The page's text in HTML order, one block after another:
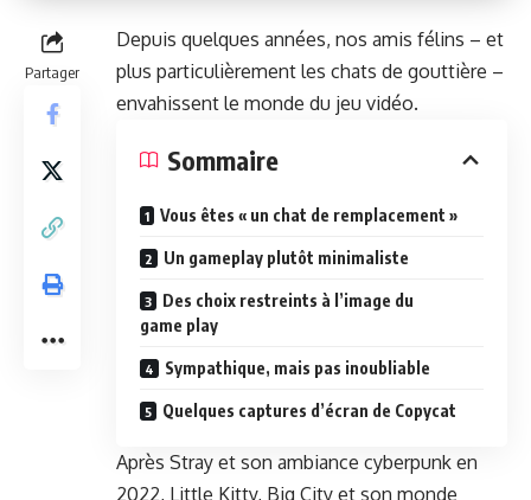
Partager
Depuis quelques années, nos amis félins – et
plus par­ti­c­ulière­ment les chats de gout­tière –
envahissent le monde du jeu vidéo.
Som­maire
Vous êtes « un chat de remplacement »
Un game­play plutôt minimaliste
Des choix restreints à l’image du
game play
Sym­pa­thique, mais pas inoubliable
Quelques cap­tures d’écran de Copycat
Après Stray et son ambiance cyber­punk en
2022, Lit­tle Kit­ty, Big City et son monde